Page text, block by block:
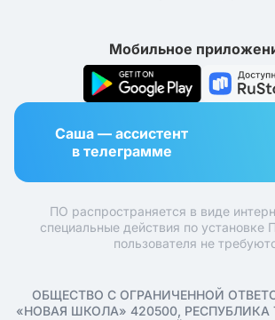
Мобильное
Саша — ассистент
в телеграмме
ПО распространяется в виде
специальные действия по установке
пользователя не
ОБЩЕСТВО С ОГРАНИЧЕННОЙ
«НОВАЯ ШКОЛА» 420500, РЕСПУБЛИКА